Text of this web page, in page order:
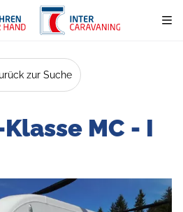
zur Suche
MC - I